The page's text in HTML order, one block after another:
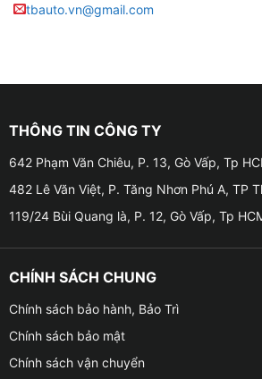
– Cảnh báo giữ khoảng cách an toàn
– Cảnh báo va chạm với người đi bộ
trên màn hình lớn 13inch, giúp tài
và phản ứng kịp thời trong mọi tình
tbauto.vn@gmail.com
THÔNG TIN CÔNG TY
642 Phạm Văn Chiêu, P. 13, Gò Vấp, Tp
482 Lê Văn Việt, P. Tăng Nhơn Phú A, TP
119/24 Bùi Quang là, P. 12, Gò Vấp, Tp
CHÍNH SÁCH CHUNG
Chính sách bảo hành, Bảo Trì
Chính sách bảo mật
Chính sách vận chuyển